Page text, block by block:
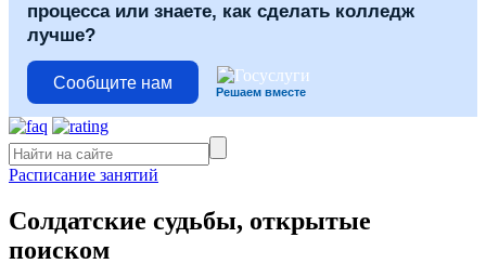
процесса или знаете, как сделать колледж
лучше?
Сообщите нам Решаем вместе
Расписание занятий
Солдатские судьбы, открытые
поиском